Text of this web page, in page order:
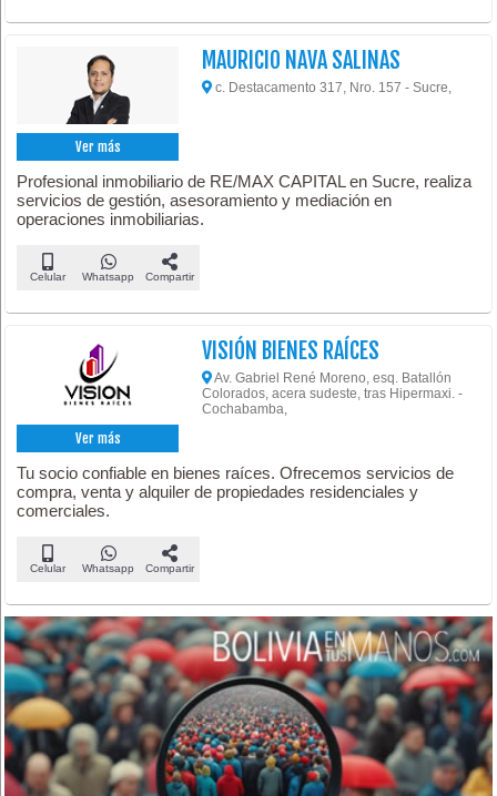
Ver más
MAURICIO NAVA SALINAS
c. Destacamento 317, Nro. 157 - Sucre,
Profesional inmobiliario de RE/MAX CAPITAL en Sucre, realiza
servicios de gestión, asesoramiento y mediación en
operaciones inmobiliarias.
Celular Whatsapp Compartir
Ver más
VISIÓN BIENES RAÍCES
Av. Gabriel René Moreno, esq. Batallón
Colorados, acera sudeste, tras Hipermaxi. -
Cochabamba,
Tu socio confiable en bienes raíces. Ofrecemos servicios de
compra, venta y alquiler de propiedades residenciales y
comerciales.
Celular Whatsapp Compartir